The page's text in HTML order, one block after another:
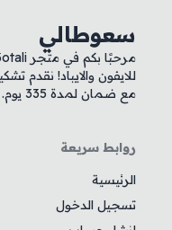
سعوطالي
للايفون والايباد! نقدم
مع ضمان لمدة 335 يوم.
روابط سريعة
الرئيسية
تسجيل الدخول